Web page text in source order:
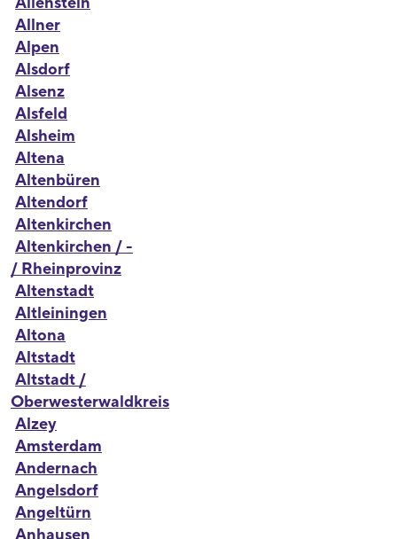
Allner
Alpen
Alsdorf
Alsenz
Alsfeld
Alsheim
Altena
Altenbüren
Altendorf
Altenkirchen
Altenkirchen / -
/ Rheinprovinz
Altenstadt
Altleiningen
Altona
Altstadt
Altstadt /
Oberwesterwaldkreis
Alzey
Amsterdam
Andernach
Angelsdorf
Angeltürn
Anhausen